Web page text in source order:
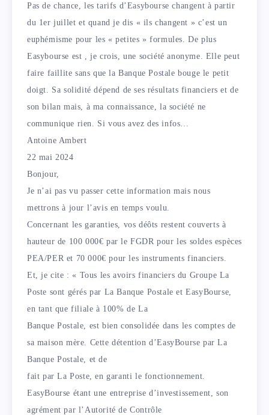
Pas de chance, les tarifs d’Easybourse changent à partir
du 1er juillet et quand je dis « ils changent » c’est un
euphémisme pour les « petites » formules. De plus
Easybourse est , je crois, une société anonyme. Elle peut
faire faillite sans que la Banque Postale bouge le petit
doigt. Sa solidité dépend de ses résultats financiers et de
son bilan mais, à ma connaissance, la société ne
communique rien. Si vous avez des infos…
Antoine Ambert
22 mai 2024
Bonjour,
Je n’ai pas vu passer cette information mais nous
mettrons à jour l’avis en temps voulu.
Concernant les garanties, vos déôts restent couverts à
hauteur de 100 000€ par le FGDR pour les soldes espèces
PEA/PER et 70 000€ pour les instruments financiers.
Et, je cite : « Tous les avoirs financiers du Groupe La
Poste sont gérés par La Banque Postale et EasyBourse,
en tant que filiale à 100% de La
Banque Postale, est bien consolidée dans les comptes de
sa maison mère. Cette détention d’EasyBourse par La
Banque Postale, et de
fait par La Poste, en garanti le fonctionnement.
EasyBourse étant une entreprise d’investissement, son
agrément par l’Autorité de Contrôle